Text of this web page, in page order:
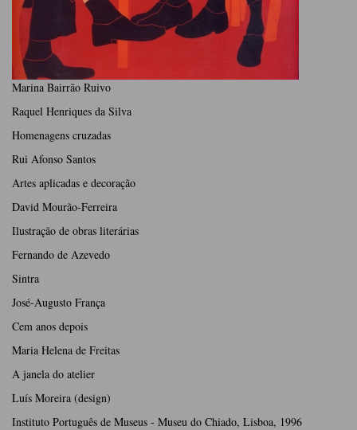
Marina Bairrão Ruivo
Raquel Henriques da Silva
Homenagens cruzadas
Rui Afonso Santos
Artes aplicadas e decoração
David Mourão-Ferreira
Ilustração de obras literárias
Fernando de Azevedo
Sintra
José-Augusto França
Cem anos depois
Maria Helena de Freitas
A janela do atelier
Luís Moreira (design)
Instituto Português de Museus - Museu do Chiado, Lisboa, 1996